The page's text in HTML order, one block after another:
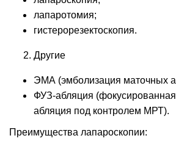
лапаротомия;
гистерорезектоскопия.
Другие
ЭМА (эмболизация маточных
ФУЗ-абляция (фокусированная
абляция под контролем МРТ).
Преимущества лапароскопии: